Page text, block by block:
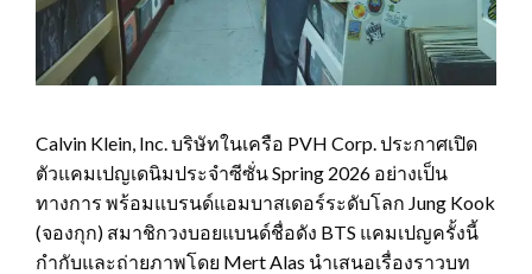
Calvin Klein, Inc. บริษัทในเครือ PVH Corp. ประกาศเปิด
ตัวแคมเปญเดนิมประจำซีซั่น Spring 2026 อย่างเป็น
ทางการ พร้อมแบรนด์แอมบาสเดอร์ระดับโลก Jung Kook
(จองกุก) สมาชิกวงบอยแบนด์ชื่อดัง BTS แคมเปญครั้งนี้
กำกับและถ่ายภาพโดย Mert Alas นำเสนอเรื่องราวบท